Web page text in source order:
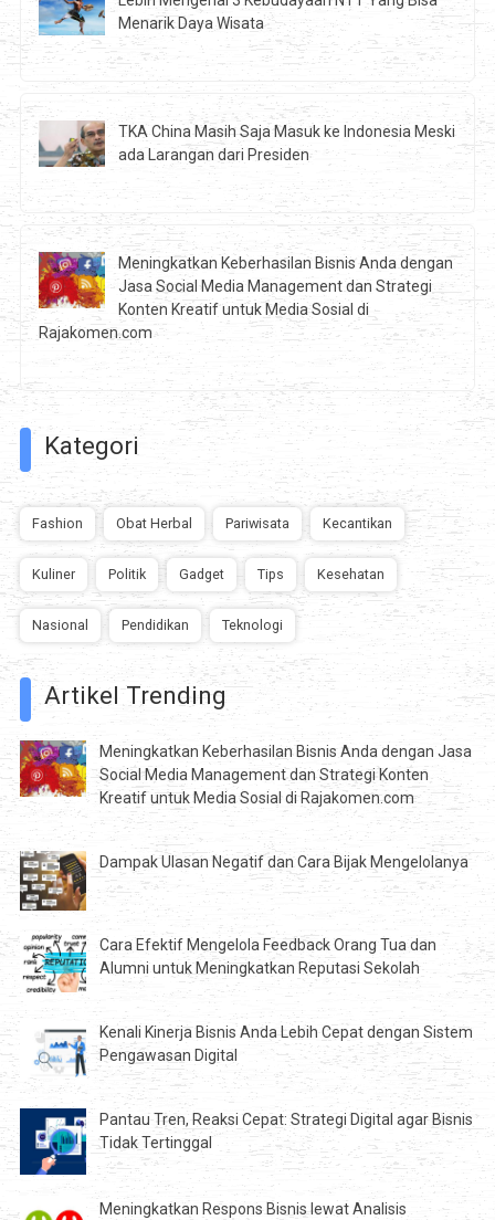
Menarik Daya Wisata
TKA China Masih Saja Masuk ke Indonesia Meski
ada Larangan dari Presiden
Meningkatkan Keberhasilan Bisnis Anda dengan
Jasa Social Media Management dan Strategi
Konten Kreatif untuk Media Sosial di
Rajakomen.com
Kategori
Fashion Obat Herbal Pariwisata Kecantikan
Kuliner Politik Gadget Tips Kesehatan
Nasional Pendidikan Teknologi
Artikel Trending
Meningkatkan Keberhasilan Bisnis Anda dengan Jasa
Social Media Management dan Strategi Konten
Kreatif untuk Media Sosial di Rajakomen.com
Dampak Ulasan Negatif dan Cara Bijak Mengelolanya
Cara Efektif Mengelola Feedback Orang Tua dan
Alumni untuk Meningkatkan Reputasi Sekolah
Kenali Kinerja Bisnis Anda Lebih Cepat dengan Sistem
Pengawasan Digital
Pantau Tren, Reaksi Cepat: Strategi Digital agar Bisnis
Tidak Tertinggal
Meningkatkan Respons Bisnis lewat Analisis